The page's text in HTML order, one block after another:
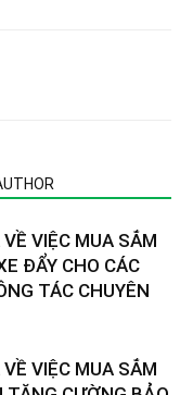
VIỆC MUA SẮM
ĐẨY CHO CÁC
TÁC CHUYÊN
VIỆC MUA SẮM